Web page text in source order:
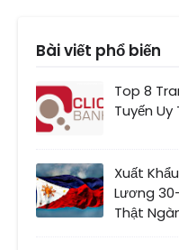
Bài viết phổ biến
Top 8
Tuyến
Xuất
Lương
Thật